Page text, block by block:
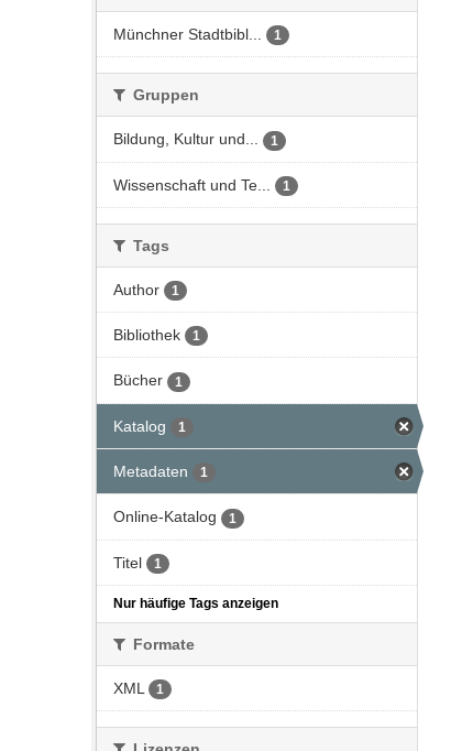
Münchner Stadtbibl... 1
Gruppen
Bildung, Kultur und... 1
Wissenschaft und Te... 1
Tags
Author 1
Bibliothek 1
Bücher 1
Katalog 1
Metadaten 1
Online-Katalog 1
Titel 1
Nur häufige Tags anzeigen
Formate
XML 1